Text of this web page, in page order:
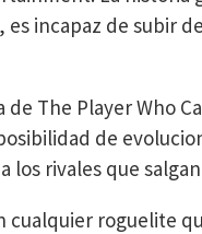
incapaz de subir
The Player Who
de
los rivales que
cualquier roguelite